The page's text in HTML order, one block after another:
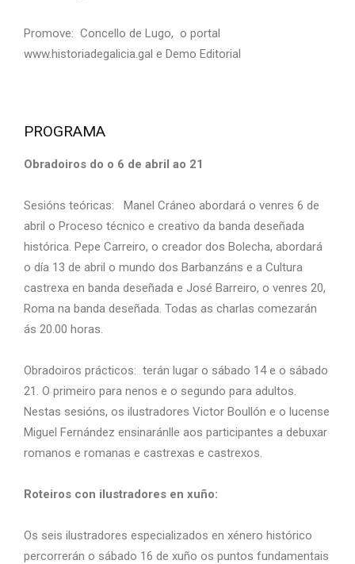
Promove: Concello de Lugo, o portal
www.historiadegalicia.gal e Demo Editorial
PROGRAMA
Obradoiros do o 6 de abril ao 21
Sesións teóricas: Manel Cráneo abordará o venres 6 de
abril o Proceso técnico e creativo da banda deseñada
histórica. Pepe Carreiro, o creador dos Bolecha, abordará
o día 13 de abril o mundo dos Barbanzáns e a Cultura
castrexa en banda deseñada e José Barreiro, o venres 20,
Roma na banda deseñada. Todas as charlas comezarán
ás 20.00 horas.
Obradoiros prácticos: terán lugar o sábado 14 e o sábado
21. O primeiro para nenos e o segundo para adultos.
Nestas sesións, os ilustradores Victor Boullón e o lucense
Miguel Fernández ensinaránlle aos participantes a debuxar
romanos e romanas e castrexas e castrexos.
Roteiros con ilustradores en xuño:
Os seis ilustradores especializados en xénero histórico
percorrerán o sábado 16 de xuño os puntos fundamentais